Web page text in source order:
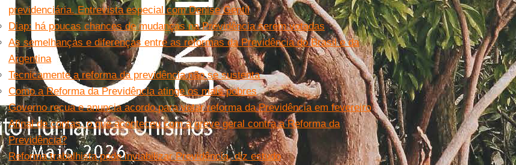
previdenciária. Entrevista especial com Denise Gentil
Diap: há poucas chances de mudanças na Previdência serem votadas
As semelhanças e diferenças entre as reformas da Previdência do Brasil e da
Argentina
Tecnicamente a reforma da previdência não se sustenta
Como a Reforma da Previdência atinge os mais pobres
Governo recua e anuncia acordo para votar reforma da Previdência em fevereiro
Afinal de contas, o que aconteceu com a greve geral contra a Reforma da
Previdência?
Reforma trabalhista pode inviabilizar Previdência, diz estudo